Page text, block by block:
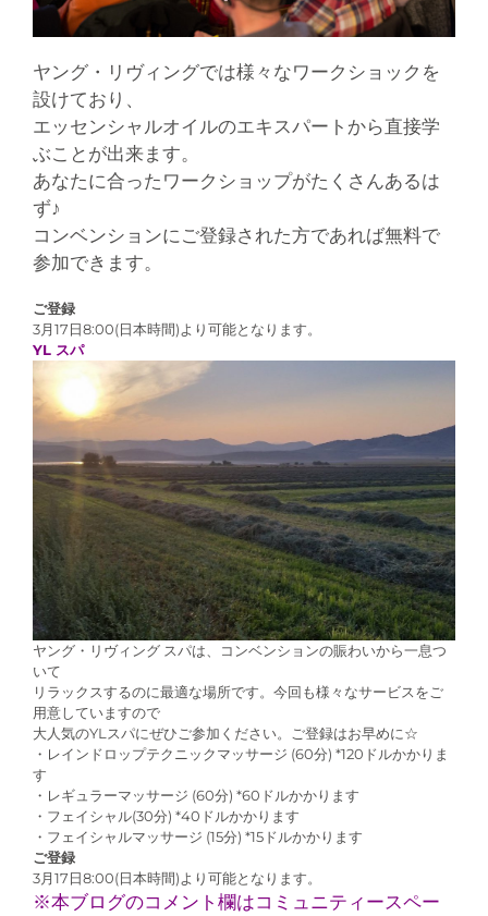
ヤング・リヴィングでは様々なワークショックを
設けており、
エッセンシャルオイルのエキスパートから直接学
ぶことが出来ます。
あなたに合ったワークショップがたくさんあるは
ず♪
コンベンションにご登録された方であれば無料で
参加できます。
ご登録
3月17日8:00(日本時間)より可能となります。
YL スパ
ヤング・リヴィング スパは、コンベンションの賑わいから一息つ
いて
リラックスするのに最適な場所です。今回も様々なサービスをご
用意していますので
大人気のYLスパにぜひご参加ください。ご登録はお早めに☆
・レインドロップテクニックマッサージ (60分) *120ドルかかりま
す
・レギュラーマッサージ (60分) *60ドルかかります
・フェイシャル(30分) *40ドルかかります
・フェイシャルマッサージ (15分) *15ドルかかります
ご登録
3月17日8:00(日本時間)より可能となります。
※本ブログのコメント欄はコミュニティースペー